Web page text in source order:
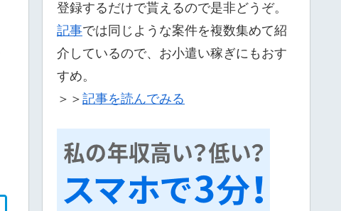
登録するだけで貰えるので是非どうぞ。
記事では同じような案件を複数集めて紹
介しているので、お小遣い稼ぎにもおす
すめ。
＞＞ 記事を読んでみる